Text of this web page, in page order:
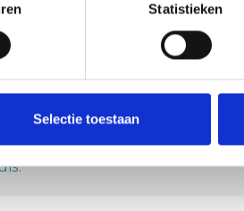
Statistieken
Selectie toestaan
Gastvrij Zeeuws-